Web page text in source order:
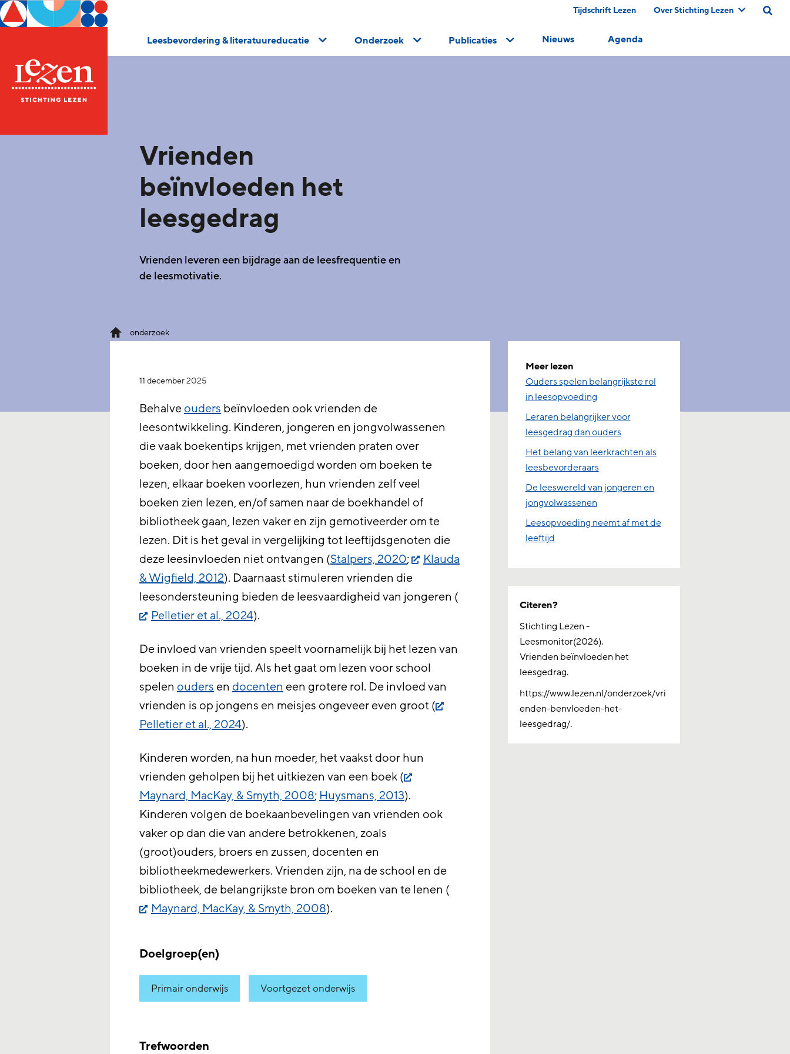
Tijdschrift Lezen Over Stichting Lezen
Leesbevordering & literatuureducatie Onderzoek Publicaties Nieuws Agenda
Vrienden
beïnvloeden het
leesgedrag
Vrienden leveren een bijdrage aan de leesfrequentie en
de leesmotivatie.
onderzoek
Meer lezen
Ouders spelen belangrijkste rol
in leesopvoeding
Leraren belangrijker voor
leesgedrag dan ouders
Het belang van leerkrachten als
leesbevorderaars
De leeswereld van jongeren en
jongvolwassenen
Leesopvoeding neemt af met de
leeftijd
Citeren?
Stichting Lezen -
Leesmonitor(2026).
Vrienden beïnvloeden het
leesgedrag.
https://www.lezen.nl/onderzoek/vri
enden-benvloeden-het-
leesgedrag/.
11 december 2025
Behalveouders beïnvloeden ook vrienden de
leesontwikkeling. Kinderen, jongeren en jongvolwassenen
die vaak boekentips krijgen, met vrienden praten over
boeken, door hen aangemoedigd worden om boeken te
lezen, elkaar boeken voorlezen, hun vrienden zelf veel
boeken zien lezen, en/of samen naar de boekhandel of
bibliotheek gaan, lezen vaker en zijn gemotiveerder om te
lezen. Dit is het geval in vergelijking tot leeftijdsgenoten die
deze leesinvloeden niet ontvangen (Stalpers, 2020;
Klauda
& Wigfield, 2012). Daarnaast stimuleren vrienden die
leesondersteuning bieden de leesvaardigheid van jongeren (
Pelletier et al., 2024).
De invloed van vrienden speelt voornamelijk bij het lezen van
boeken in de vrije tijd. Als het gaat om lezen voor school
spelen ouders en docenten een grotere rol. De invloed van
vrienden is op jongens en meisjes ongeveer even groot (
Pelletier et al., 2024).
Kinderen worden, na hun moeder, het vaakst door hun
vrienden geholpen bij het uitkiezen van een boek (
Maynard, MacKay, & Smyth, 2008; Huysmans, 2013).
Kinderen volgen de boekaanbevelingen van vrienden ook
vaker op dan die van andere betrokkenen, zoals
(groot)ouders, broers en zussen, docenten en
bibliotheekmedewerkers. Vrienden zijn, na de school en de
bibliotheek, de belangrijkste bron om boeken van te lenen (
Maynard, MacKay, & Smyth, 2008).
Doelgroep(en)
Primair onderwijs Voortgezet onderwijs
Trefwoorden